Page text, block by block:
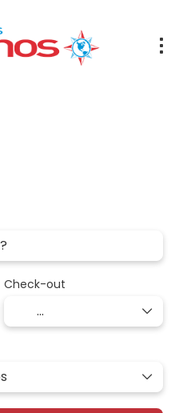
Check-out